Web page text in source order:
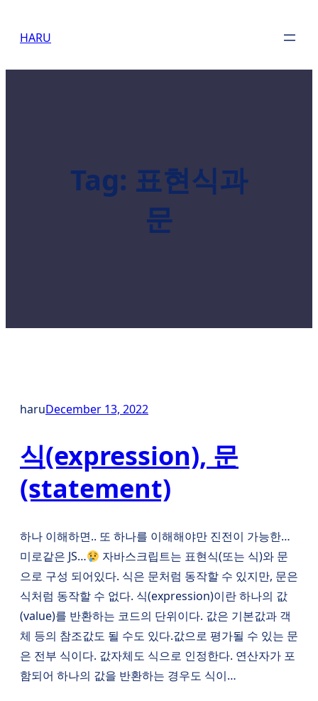
HARU
Tag: 표현식과
문
haruDecember 13, 2022
식(expression), 문
(statement)
하나 이해하면.. 또 하나를 이해해야만 진전이 가능한…
미로같은 JS…
자바스크립트는 표현식(또는 식)와 문
으로 구성 되어있다. 식은 문처럼 동작할 수 있지만, 문은
식처럼 동작할 수 없다. 식(expression)이란 하나의 값
(value)를 반환하는 코드의 단위이다. 값은 기본값과 객
체 등의 참조값도 될 수도 있다.값으로 평가될 수 있는 문
은 전부 식이다. 값자체도 식으로 인정한다. 연산자가 포
함되어 하나의 값을 반환하는 경우도 식이…